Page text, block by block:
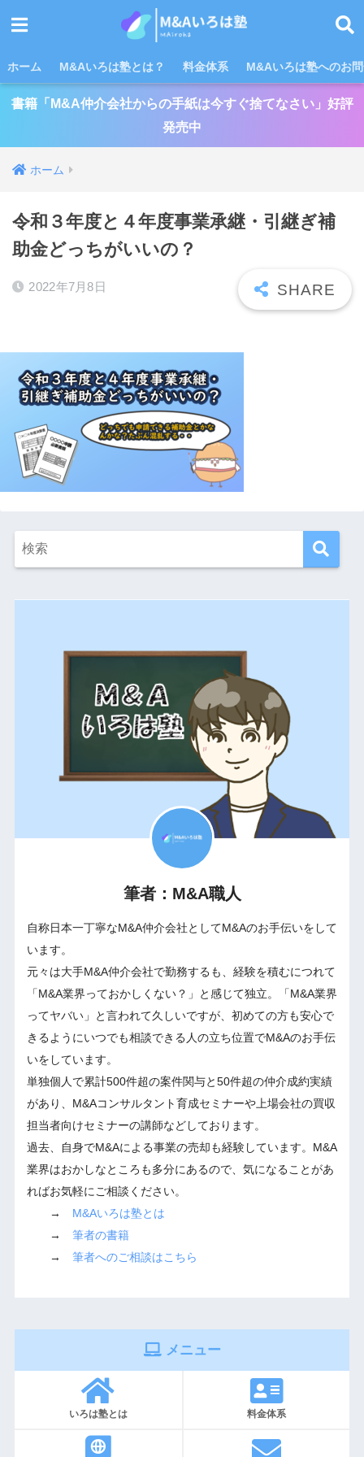
ホーム M&Aいろは塾とは？ 料金体系 M&Aいろは塾へのお
書籍「M&A仲介会社からの手紙は今すぐ捨てなさい」好評
発売中
ホーム
令和３年度と４年度事業承継・引継ぎ補
助金どっちがいいの？
2022年7月8日
筆者：M&A職人
自称日本一丁寧なM&A仲介会社としてM&Aのお手伝いをして
います。
元々は大手M&A仲介会社で勤務するも、経験を積むにつれて
「M&A業界っておかしくない？」と感じて独立。「M&A業界
ってヤバい」と言われて久しいですが、初めての方も安心で
きるようにいつでも相談できる人の立ち位置でM&Aのお手伝
いをしています。
単独個人で累計500件超の案件関与と50件超の仲介成約実績
があり、M&Aコンサルタント育成セミナーや上場会社の買収
担当者向けセミナーの講師などしております。
過去、自身でM&Aによる事業の売却も経験しています。M&A
業界はおかしなところも多分にあるので、気になることがあ
ればお気軽にご相談ください。
→ M&Aいろは塾とは
→ 筆者の書籍
→ 筆者へのご相談はこちら
メニュー
いろは塾とは 料金体系